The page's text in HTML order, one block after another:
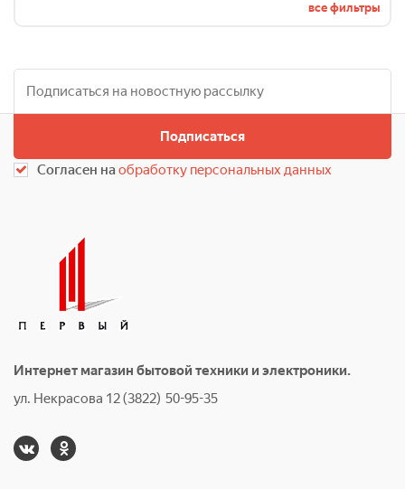
все фильтры
Подписаться
Согласен наобработку персональных данных
Интернет магазин бытовой техники и электроники.
ул. Некрасова 12 (3822) 50-95-35